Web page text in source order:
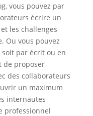
vous pouvez par
écrire un
les challenges
Ou vous pouvez
par écrit ou en
de proposer
des collaborateurs
un maximum
internautes
professionnel